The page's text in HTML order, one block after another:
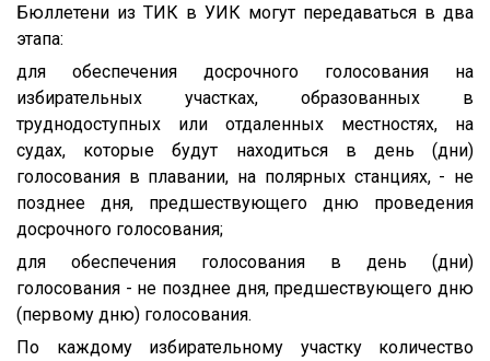
Бюллетени из ТИК в УИК могут передаваться в два
этапа:
для обеспечения досрочного голосования на
избирательных участках, образованных в
труднодоступных или отдаленных местностях, на
судах, которые будут находиться в день (дни)
голосования в плавании, на полярных станциях, - не
позднее дня, предшествующего дню проведения
досрочного голосования;
для обеспечения голосования в день (дни)
голосования - не позднее дня, предшествующего дню
(первому дню) голосования.
По каждому избирательному участку количество